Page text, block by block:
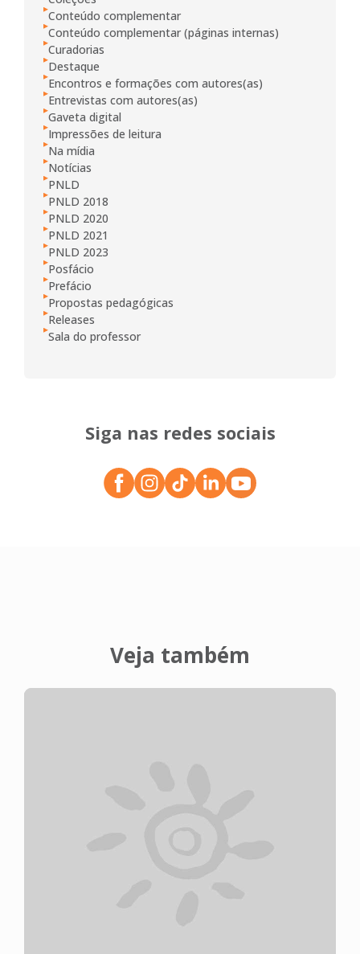
Conteúdo complementar
Conteúdo complementar (páginas internas)
Curadorias
Destaque
Encontros e formações com autores(as)
Entrevistas com autores(as)
Gaveta digital
Impressões de leitura
Na mídia
Notícias
PNLD
PNLD 2018
PNLD 2020
PNLD 2021
PNLD 2023
Posfácio
Prefácio
Propostas pedagógicas
Releases
Sala do professor
Siga nas redes sociais
Veja também